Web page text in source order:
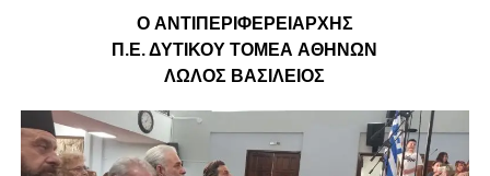
Ο ΑΝΤΙΠΕΡΙΦΕΡΕΙΑΡΧΗΣ
Π.Ε. ΔΥΤΙΚΟΥ ΤΟΜΕΑ ΑΘΗΝΩΝ
ΛΩΛΟΣ ΒΑΣΙΛΕΙΟΣ